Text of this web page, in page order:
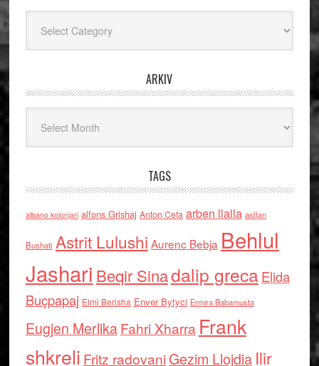
ARKIV
TAGS
albano kolonjari alfons Grishaj Anton Cefa arben llalla asllan
Bushati Astrit Lulushi Aurenc Bebja Behlul
Jashari Beqir Sinadalip grecaElida
Buçpapaj Elmi Berisha Enver Bytyci Ermira Babamusta
Eugjen MerlikaFahri Xharra Frank
shkreli Fritz radovaniGezim Llojdia Ilir